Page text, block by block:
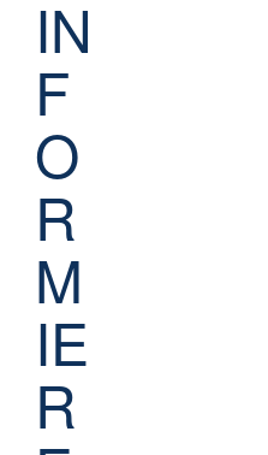
IN
F
O
R
M
IE
R